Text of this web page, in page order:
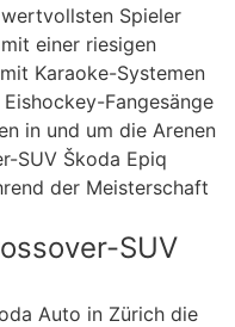
Spieler
einer riesigen
Karaoke-Systemen
Fangesänge
in und um die Arenen
SUV Škoda Epiq
der Meisterschaft
SUV
Auto in Zürich die